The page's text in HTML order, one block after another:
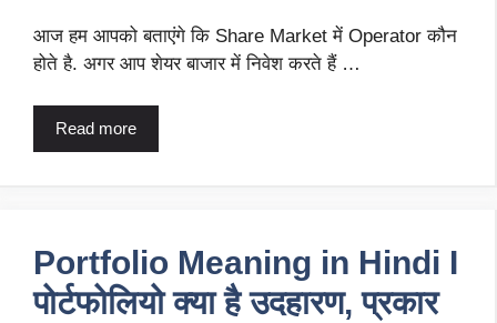
आज हम आपको बताएंगे कि Share Market में Operator कौन
होते है. अगर आप शेयर बाजार में निवेश करते हैं …
Read more
Portfolio Meaning in Hindi I
पोर्टफोलियो क्या है उदहारण, प्रकार